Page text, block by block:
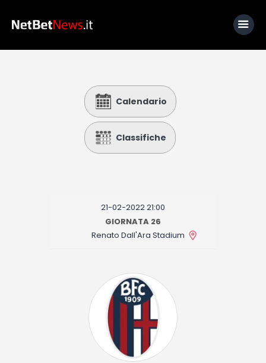
Calcio
Basket
Fantacalcio
I consigli di Giulia
Calendario
Classifiche
21-02-2022 21:00
GIORNATA 26
Renato Dall'Ara Stadium